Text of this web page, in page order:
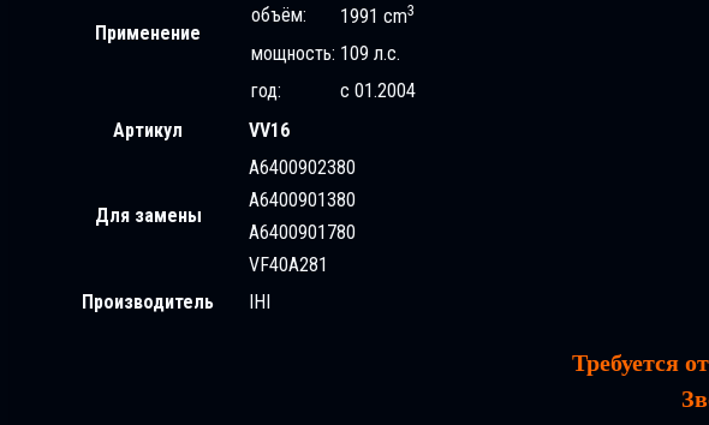
Применение
объём:
1991 cm3
мощность: 109 л.с.
год:
с 01.2004
Артикул
VV16
Для замены
A6400902380
A6400901380
A6400901780
VF40A281
Производитель
IHI
Требуется